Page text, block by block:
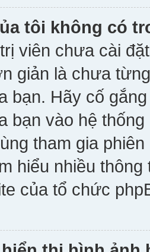
tôi không có
viên chưa cài
giản là chưa
bạn. Hãy cố
bạn vào hệ
tham gia
hiểu nhiều
của tổ chức